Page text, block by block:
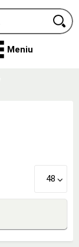
Meniu
48